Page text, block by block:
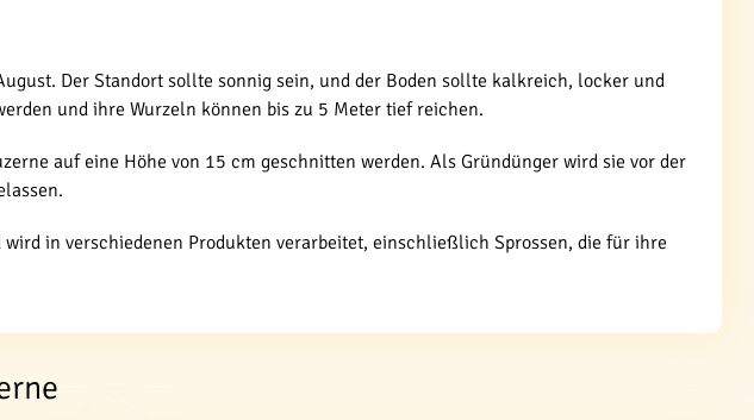
Der Standort sollte sonnig sein, und der Boden sollte kalkreich, locker und
und ihre Wurzeln können bis zu 5 Meter tief reichen.
auf eine Höhe von 15 cm geschnitten werden. Als Gründünger wird sie vor der
in verschiedenen Produkten verarbeitet, einschließlich Sprossen, die für ihre